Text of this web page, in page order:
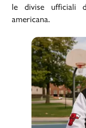
le divise ufficiali
americana.